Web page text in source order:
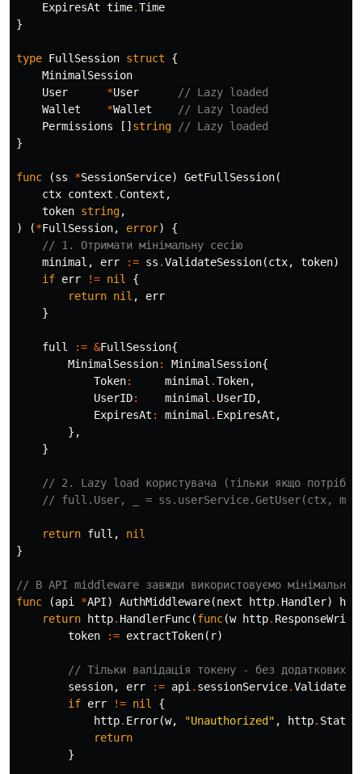
ExpiresAt time.Time
}
type FullSession struct
{
MinimalSession
User
*User
// Lazy loaded
Wallet
*Wallet
// Lazy loaded
Permissions
[] string
// Lazy loaded
}
func (ss *SessionService) GetFullSession(
ctx context . Context ,
token string,
)
(*FullSession, error)
{
// 1. Отримати мінімальну сесію
minimal , err := ss .ValidateSession(ctx, token)
if err != nil
{
return nil ,
err
}
full := &FullSession{
MinimalSession: MinimalSession{
Token: minimal .Token,
UserID: minimal . UserID,
ExpiresAt : minimal . ExpiresAt ,
},
}
// 2. Lazy load користувача (тільки якщо
// full.User, _ = ss.userService.GetUser(ctx,
return full ,
nil
}
// В API middleware завжди використовуємо мінімальну
func
(api *API) AuthMiddleware(next http. Handler)
return
http. HandlerFunc(func(w http.
token
:= extractToken( r)
// Тільки валідація токену - без додаткових
session, err := api . sessionService.
if err != nil
{
http. Error(w, "Unauthorized" , http.
return
}